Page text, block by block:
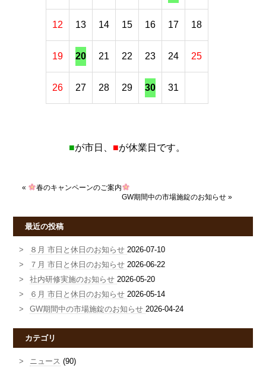
12 13 14 15 16 17 18
19 20 21 22 23 24 25
26 27 28 29 30 31
■が市日、 ■が休業日です。
«
春のキャンペーンのご案内
GW期間中の市場施錠のお知らせ»
最近の投稿
８月 市日と休日のお知らせ2026-07-10
７月 市日と休日のお知らせ2026-06-22
社内研修実施のお知らせ2026-05-20
６月 市日と休日のお知らせ2026-05-14
GW期間中の市場施錠のお知らせ2026-04-24
カテゴリ
ニュース (90)